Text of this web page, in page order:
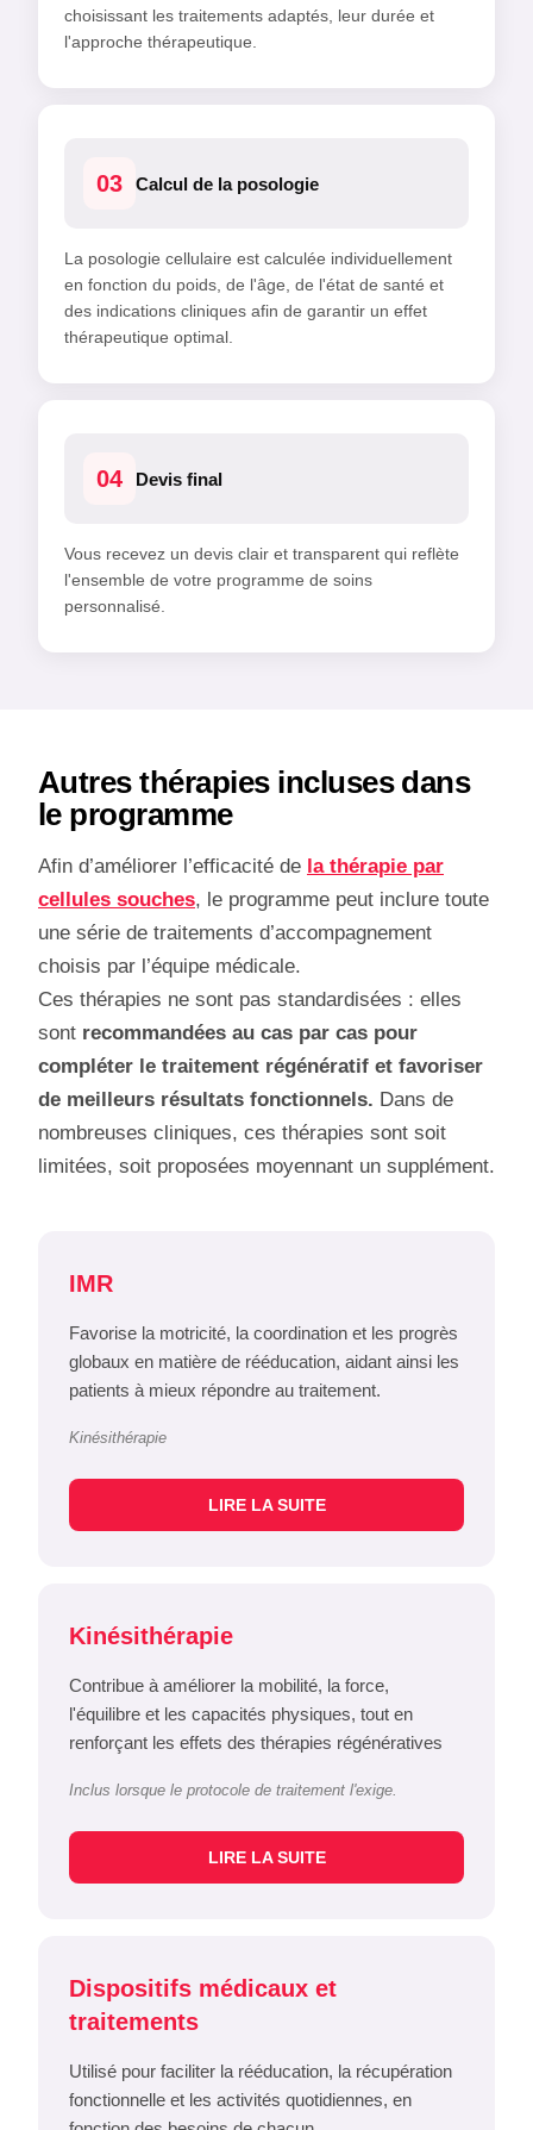
choisissant les traitements adaptés, leur durée et
l'approche thérapeutique.
03 Calcul de la posologie
La posologie cellulaire est calculée individuellement
en fonction du poids, de l'âge, de l'état de santé et
des indications cliniques afin de garantir un effet
thérapeutique optimal.
04 Devis final
Vous recevez un devis clair et transparent qui reflète
l'ensemble de votre programme de soins
personnalisé.
Autres thérapies incluses dans
le programme
Afin d’améliorer l’efficacité de la thérapie par
cellules souches, le programme peut inclure toute
une série de traitements d’accompagnement
choisis par l’équipe médicale.
Ces thérapies ne sont pas standardisées : elles
sont recommandées au cas par cas pour
compléter le traitement régénératif et favoriser
de meilleurs résultats fonctionnels. Dans de
nombreuses cliniques, ces thérapies sont soit
limitées, soit proposées moyennant un supplément.
IMR
Favorise la motricité, la coordination et les progrès
globaux en matière de rééducation, aidant ainsi les
patients à mieux répondre au traitement.
Kinésithérapie
LIRE LA SUITE
Kinésithérapie
Contribue à améliorer la mobilité, la force,
l'équilibre et les capacités physiques, tout en
renforçant les effets des thérapies régénératives
Inclus lorsque le protocole de traitement l'exige.
LIRE LA SUITE
Dispositifs médicaux et
traitements
Utilisé pour faciliter la rééducation, la récupération
fonctionnelle et les activités quotidiennes, en